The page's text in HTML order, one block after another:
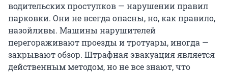
водительских проступков — нарушении правил
парковки. Они не всегда опасны, но, как правило,
назойливы. Машины нарушителей
перегораживают проезды и тротуары, иногда —
закрывают обзор. Штрафная эвакуация является
действенным методом, но не все знают, что